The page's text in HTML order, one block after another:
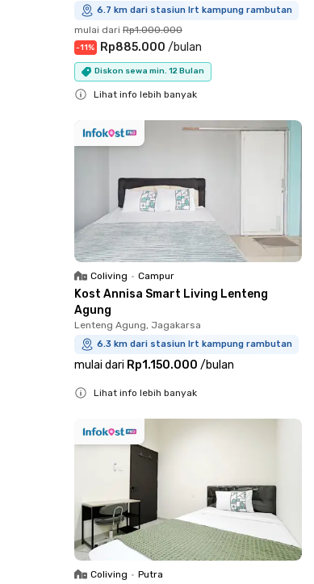
6.7 km dari stasiun lrt kampung rambutan
mulai dari Rp1.000.000
-11% Rp885.000 /bulan
Diskon sewa min. 12 Bulan
Lihat info lebih banyak
Coliving • Campur
Kost Annisa Smart Living Lenteng
Agung
Lenteng Agung, Jagakarsa
6.3 km dari stasiun lrt kampung rambutan
mulai dari Rp1.150.000 /bulan
Lihat info lebih banyak
Coliving • Putra